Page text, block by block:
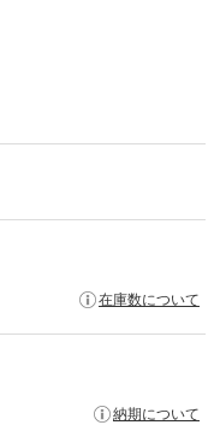
在庫数について
納期について